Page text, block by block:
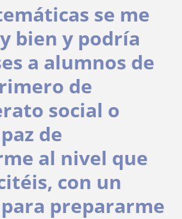
se me
bien y podría
a alumnos de
de
social o
de
al nivel que
con un
prepararme